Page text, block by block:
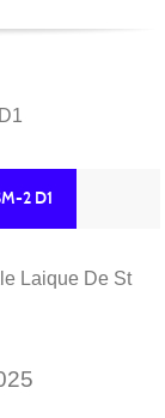
2 D1
Laique De St